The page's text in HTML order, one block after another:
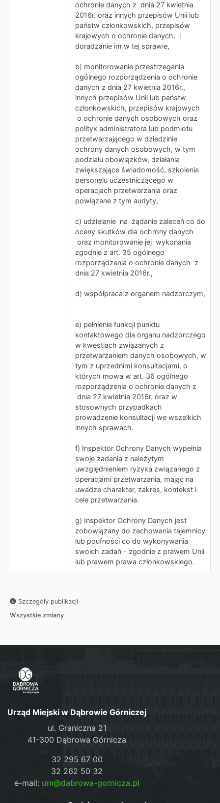
ochronie danych z dnia 27 kwietnia
2016r. oraz innych przepisów Unii lub
państw członkowskich, przepisów
krajowych o ochronie danych, i
doradzanie im w tej sprawie,
b) monitorowanie przestrzegania
ogólnego rozporządzenia o ochronie
danych z dnia 27 kwietnia 2016r.,
innych przepisów Unii lub państw
członkowskich, przepisów krajowych
o ochronie danych osobowych oraz
polityk administratora lub podmiotu
przetwarzającego w dziedzinie
ochrony danych osobowych, w tym
podziału obowiązków, działania
zwiększające świadomość, szkolenia
personelu uczestniczącego w
operacjach przetwarzania oraz
powiązane z tym audyty,
c) udzielanie na żądanie zaleceń co do
oceny skutków dla ochrony danych
oraz monitorowanie jej wykonania
zgodnie z art. 35 ogólnego
rozporządzenia o ochronie danych z
dnia 27 kwietnia 2016r.,
d) współpraca z organem nadzorczym,
e) pełnienie funkcji punktu
kontaktowego dla organu nadzorczego
w kwestiach związanych z
przetwarzaniem danych osobowych, w
tym z uprzednimi konsultacjami, o
których mowa w art. 36 ogólnego
rozporządzenia o ochronie danych z
dnia 27 kwietnia 2016r. oraz w
stosownych przypadkach
prowadzenie konsultacji we wszelkich
innych sprawach.
f) Inspektor Ochrony Danych wypełnia
swoje zadania z należytym
uwzględnieniem ryzyka związanego z
operacjami przetwarzania, mając na
uwadze charakter, zakres, kontekst i
cele przetwarzania.
g) Inspektor Ochrony Danych jest
zobowiązany do zachowania tajemnicy
lub poufności co do wykonywania
swoich zadań - zgodnie z prawem Unii
lub prawem prawa członkowskiego.
Szczegóły publikacji
Wszystkie zmiany
Urząd Miejski w Dąbrowie Górniczej
ul. Graniczna 21
41-300 Dąbrowa Górnicza
32 295 67 00
32 262 50 32
e-mail: um@dabrowa-gornicza.pl